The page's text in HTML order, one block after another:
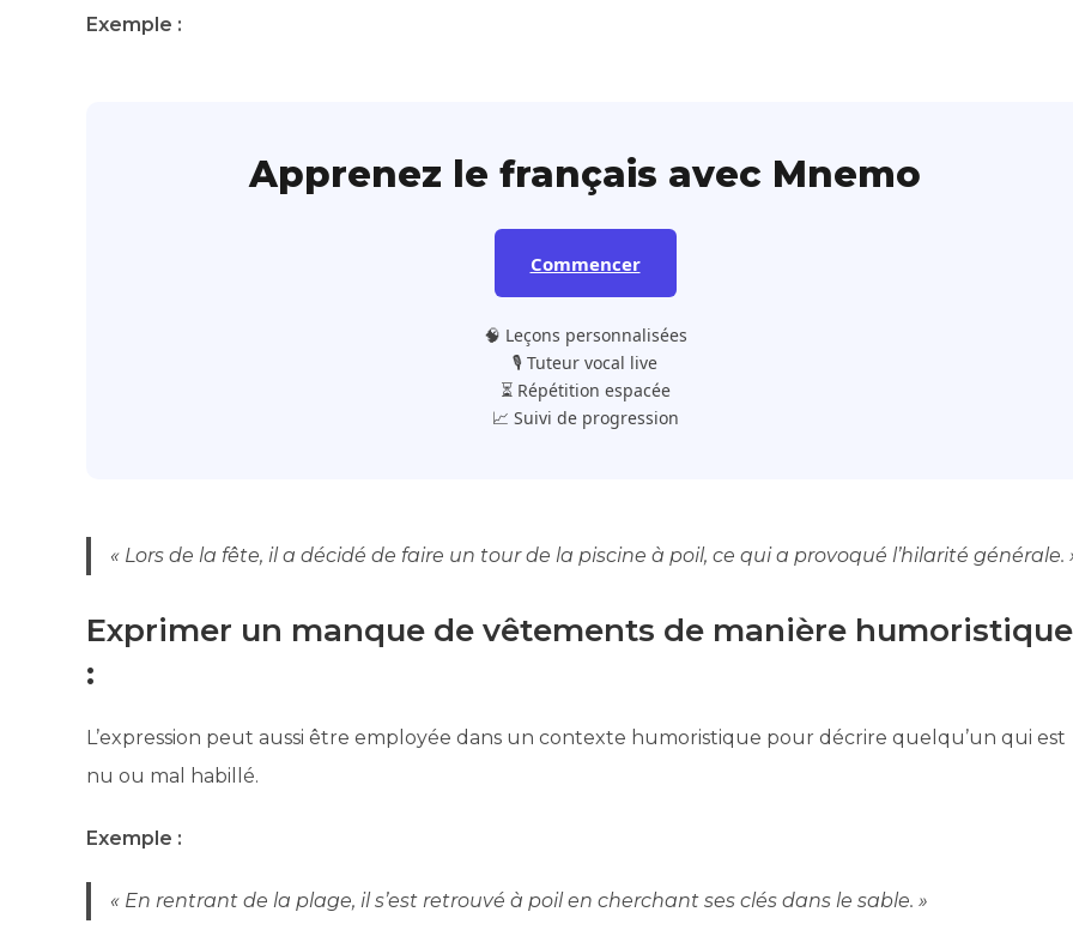
Exemple :
Apprenez le français avec Mnemo
Commencer
🧠 Leçons personnalisées
🎙️ Tuteur vocal live
⏳ Répétition espacée
📈 Suivi de progression
« Lors de la fête, il a décidé de faire un tour de la piscine à poil, ce qui a provoqué l’hilarité générale.
Exprimer un manque de vêtements de manière humoristique
:
L’expression peut aussi être employée dans un contexte humoristique pour décrire quelqu’un qui est
nu ou mal habillé.
Exemple :
« En rentrant de la plage, il s’est retrouvé à poil en cherchant ses clés dans le sable. »